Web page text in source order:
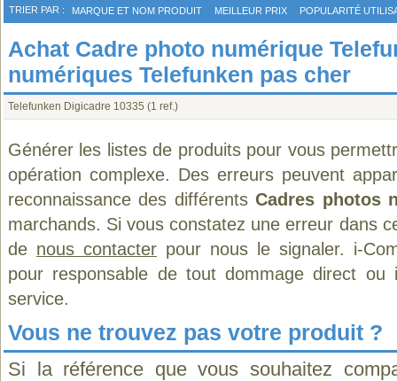
TRIER PAR : MARQUE ET NOM PRODUIT MEILLEUR PRIX POPULARITÉ
Achat Cadre photo numérique
numériques Telefunken pas cher
Telefunken Digicadre 10335 (1 ref.)
Générer les listes de produits pour vous
opération complexe. Des erreurs peuvent
reconnaissance des différentsCadres photos
marchands. Si vous constatez une erreur dans
de nous contacter pour nous le signaler. i-
pour responsable de tout dommage direct
service.
Vous ne trouvez pas votre produit ?
Si la référence que vous souhaitez